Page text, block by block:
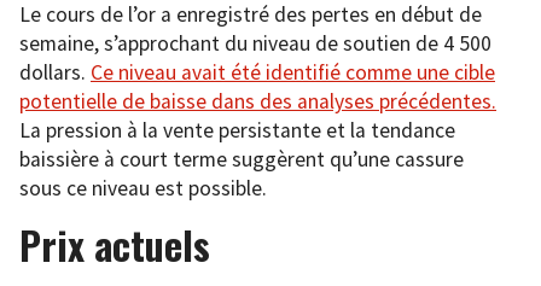
Le cours de l’or a enregistré des pertes en début de
semaine, s’approchant du niveau de soutien de 4 500
dollars. Ce niveau avait été identifié comme une cible
potentielle de baisse dans des analyses précédentes.
La pression à la vente persistante et la tendance
baissière à court terme suggèrent qu’une cassure
sous ce niveau est possible.
Prix actuels